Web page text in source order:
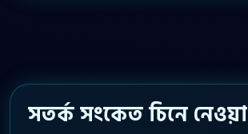
সতর্ক সংকেত চিনে নেওয়া